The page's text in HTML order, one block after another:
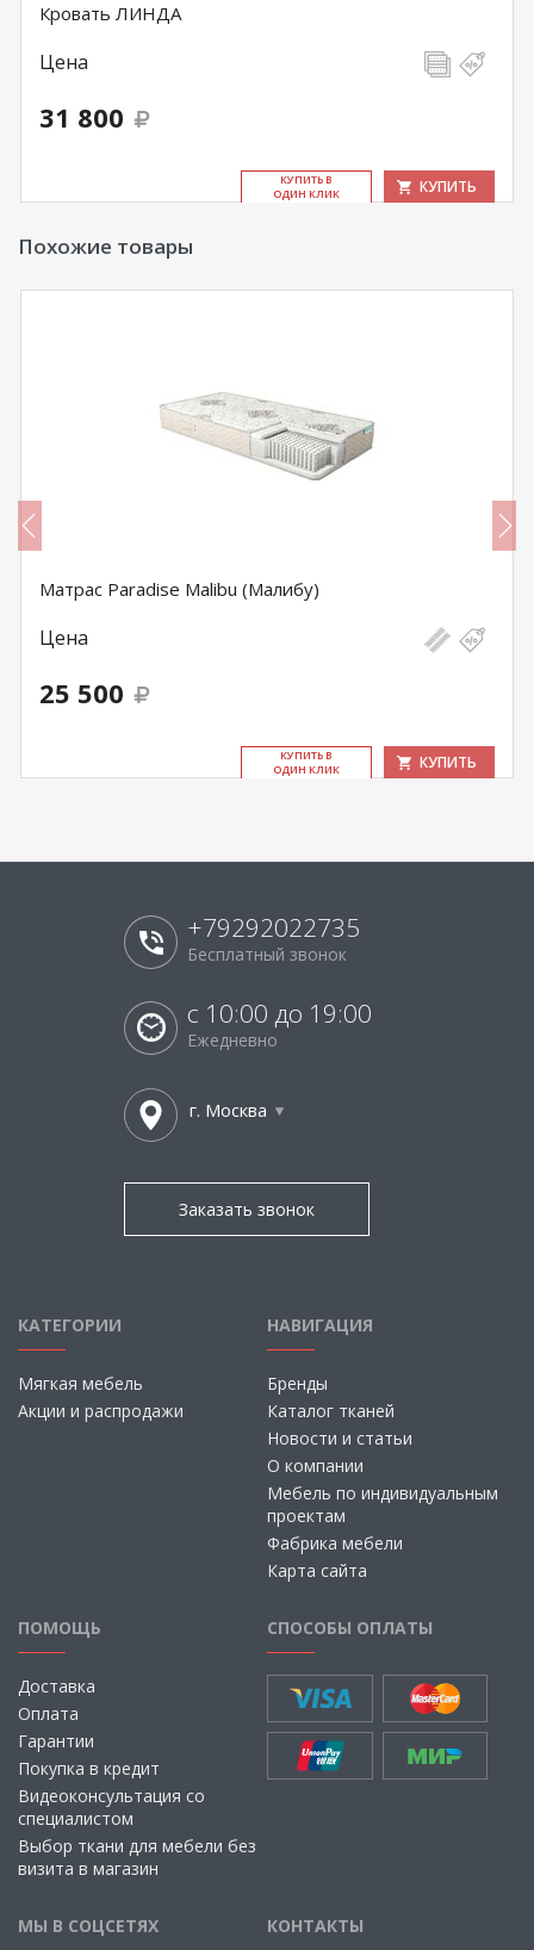
Кровать ЛИНДА
Цена
31 800
КУ­ПИТЬ В
ОДИН КЛИК
КУПИТЬ
Похожие товары
Матрас Paradise Malibu (Малибу)
Цена
25 500
КУ­ПИТЬ В
ОДИН КЛИК
КУПИТЬ
+79292022735
Бесплатный звонок
с 10:00 до 19:00
Ежедневно
г. Москва
Заказать звонок
КАТЕГОРИИ
Мягкая мебель
Акции и распродажи
НАВИГАЦИЯ
Бренды
Каталог тканей
Новости и статьи
О компании
Мебель по индивидуальным
проектам
Фабрика мебели
Карта сайта
ПОМОЩЬ
Доставка
Оплата
Гарантии
Покупка в кредит
Видеоконсультация со
специалистом
Выбор ткани для мебели без
визита в магазин
СПОСОБЫ ОПЛАТЫ
МЫ В СОЦСЕТЯХ КОНТАКТЫ